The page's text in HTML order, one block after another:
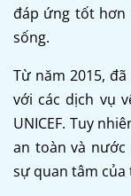
đáp ứng tốt
sống.
Từ năm 2015,
với các dịch vụ
UNICEF. Tuy
an toàn và nước
sự quan tâm